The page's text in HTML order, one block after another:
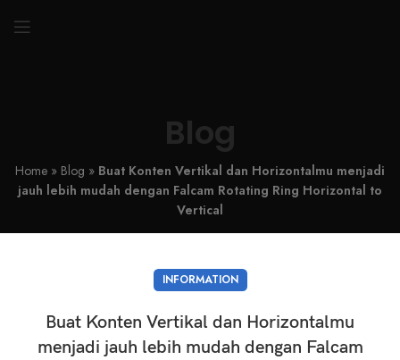
Blog
Home » Blog » Buat Konten Vertikal dan Horizontalmu menjadi
jauh lebih mudah dengan Falcam Rotating Ring Horizontal to
Vertical
INFORMATION
Buat Konten Vertikal dan Horizontalmu
menjadi jauh lebih mudah dengan Falcam